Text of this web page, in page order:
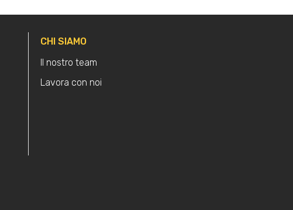
CHI SIAMO
Il nostro team
Lavora con noi